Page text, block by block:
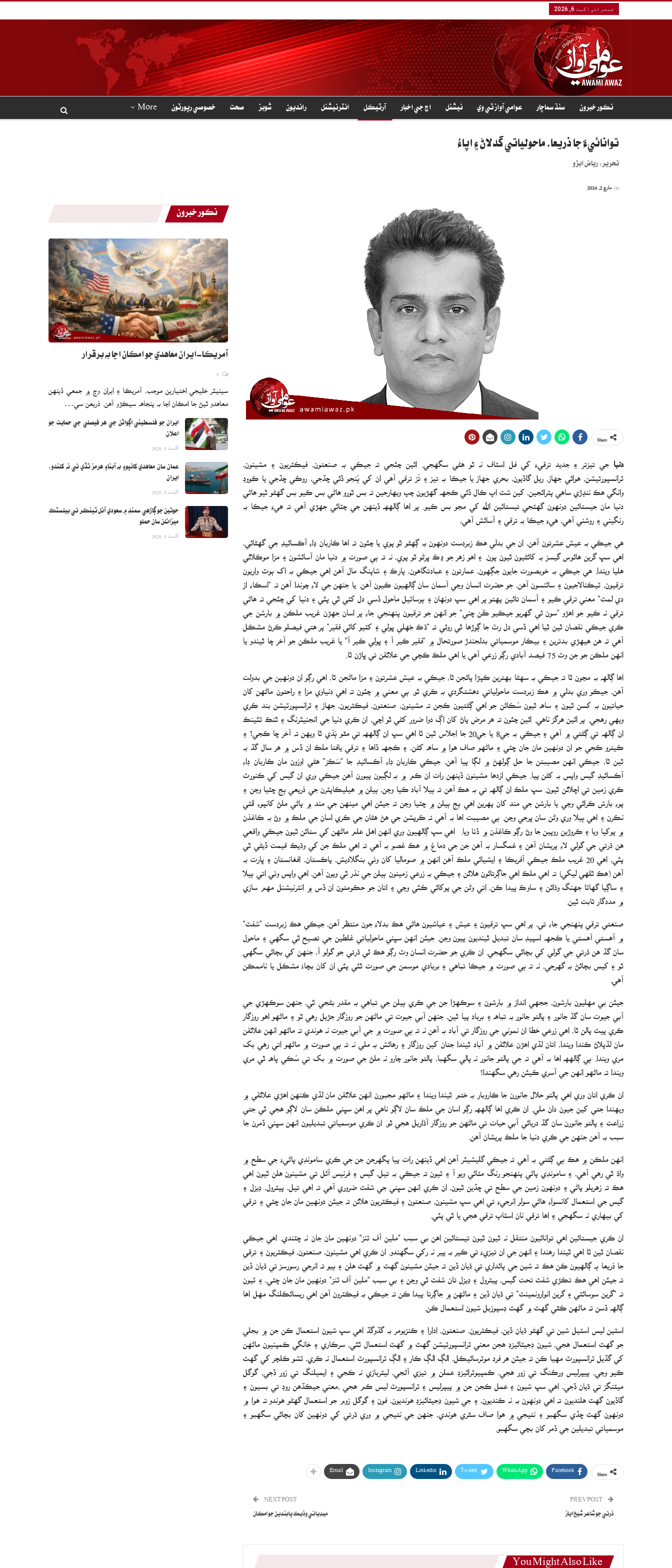
جمعرات, اگست 6, 2026
نڪور خبرون سنڌ سماچار عوامي آواز ٽي وي نيشنل اڄ جي اخبار آرٽيڪل انٽرنيشنل رانديون شوبز صحت خصوصي رپورٽون More
توانائيءَ جا ذريعا، ماحولياتي گدلاڻ ۽ اپاءُ
تحرير: رياض ابڙو
مارچ 2, 2024
دنيا جي تيزتر ۽ جديد ترقيءَ کي فل اسٽاف نه ٿو هڻي سگهجي. ائين چئجي ته جيڪي به صنعتون، فيڪٽريون ۽ مشينون،
ٽرانسپورٽيشن، هوائي جهاز، ريل گاڏيون، بحري جهاز يا جيڪا به تيز ۽ تُز ترقي آهي ان کي ٻُنجو ڏئي ڇڏجي، روڪي ڇڏجي يا ڪووڊ
وانگي هڪ ننڍڙي ساهي پٽرائجين، کين شٽ اپ ڪال ڏئي ڪجھه گهڙيون چپ ويهارجين ته بس ٿورو هاڻي بس ڪيو بس گهڻو ٿيو هاڻي
دنيا مان جيستائين دونهون گهٽجي تيستائين الله کي مڃو بس ڪيو. پر اها ڳالهھ ڏينهن جي چٽائي جهڙي آهي ته هيءَ جيڪا به
رنگيني ۽ روشني آهي، هيءَ جيڪا به ترقي ۽ آسائش آهي،
هي جيڪي به عيش عشرتون آهن، ان جي بدلي هڪ زبردست دونهون به ڳهڻو ٿو پوي يا چئون ته اها ڪاربان ڊاءِ آڪسائيڊ جي گهڻائي،
اهي سڀ گرين هائوس گيسز به کائڻيون ٿيون پون. ۽ اهو زهر جو ڍڪ ڀرڻو ٿو پوي، نه ته ٻي صورت ۾ دنيا مان آسائشون ۽ مزا موڪلائي
هليا ويندا. هي جيڪي به خوبصورت جايون جڳهون، عمارتون ۽ عبادتگاهون، پارڪ ۽ شاپنگ مال آهن اهي جيڪي به اک ٻوٽ واريون
ترقيون، ٽيڪنالاجيون ۽ سائنسون آهن، جو حضرت انسان وڃي آسمان سان ڳالهيون ڪيون آهن. يا جنهن جي لاءِ چوندا آهن ته ”اسڪاءِ از
دي لمٽ“ معني ترقي ڪيو ۽ آسمان تائين پهتو پر اهي سڀ دونهان ۽ ٻوساٽيل ماحول ڏسي دل کٽي ٿي پئي ۽ دنيا کي چئجي ته هاڻي
ترقي نه ڪيو جو اهڙو ”سون ئي گهريو جيڪيو ڪَن ڇني“ جو انهن جو ترقيون پنهنجي جاءِ پر اسان جهڙن غريب ملڪن ۾ بارشن جي
ڪري جيڪي نقصان ٿين ٿيا اهي ڏسي دل رتَ جا ڳوڙها ٿي روئي ته ”ڌڪ جَهلي ڀولي ۽ کٽيو کائي فقير“ پر هتي فيصلو ڪرڻ مشڪل
آهي ته هن هيهڙي بدترين ۽ بيڪار موسمياتي بدلجندڙ صورتحال ۾ ”فقير ڪير آ ۽ ڀولي ڪير آ“ يا غريب ملڪن جو آخر ڇا ٿيندو يا
انهن ملڪن جو جن وٽ 75 فيصد آبادي رڳو زرعي آهي يا اهي ملڪ ڪچي جي علائقن تي ڀاڙن ٿا.
اها ڳالھه به مڃون ٿا ته جيڪي به سهڻا بهترين ڪپڙا پائجن ٿا، جيڪي به عيش عشرتون ۽ مزا ماڻجن ٿا، اهي رڳو ان دونهين جي بدولت
آهن، جيڪو وري بدلي ۾ هڪ زبردست ماحولياتي دهشتگردي به ڪري ٿو. ٻي معني ۾ چئون ته اهي دنياوي مزا ۽ راحتون ماڻهن کان
حياتيون به کسن ٿيون ۽ ساھ ٿيون سُڪائن جو اهي ڳڻتيون ڪجن ته مشينون، صنعتون، فيڪٽريون، جهاز ۽ ٽرانسپورٽيشن بند ڪري
ويهي رهجي. پر ائين هرگز ناهي. ائين چئون ته هر مرض پاڻ کان اڳ دوا ضرور کڻي ٿو اچي، ان ڪري دنيا جي انجنيئرنگ ۽ ٿنڪ ٽئينڪ
ان ڳالھه تي ڳڻتي ۾ آهي ۽ جيڪي به جي8 يا جي20 جا اجلاس ٿين ٿا اهي سڀ ان ڳالهھ تي مٿو ٻَڌي ٿا ويهن ته آخر ڇا ڪجي؟ ۽
ڪيترو ڪجي جو ان دونهين مان جان ڇٽي ۽ ماڻهو صاف هوا ۾ ساھ کڻن، ۽ ڪجھه ڏاها ۽ ترقي يافتا ملڪ ان ڏس ۾ هر سال گڏ به
ٿين ٿا، جيڪي انهن مصيبتن جا حل ڳولهڻ ۾ لڳا پيا آهن، جيڪي ڪاربان ڊاءِ آڪسائيڊ جا ”سَڪرَ“ هڻي اوزون مان ڪاربان ڊاءِ
آڪسائيڊ گيس واپس به کڻن پيا. جيڪي ازدها مشينون ڏينهن رات ان ڪم ۾ به لڳيون پيورن آهن جيڪي وري ان گيس کي ڪنورٽ
ڪري زمين تي اڇلائن ٿيون. سڀ ملڪ ان ڳالھه تي به هڪ آهن ته ٻيلا آباد ڪيا وڃن، ٻيلن ۾ هيليڪاپٽرن جي ذريعي ٻج ڇٽيا وڃن ۽
پوءِ بارش ڪرائي وڃي يا بارشن جي مند کان پهرين اهي ٻج ٻيلن ۾ ڇٽيا وڃن ته جيئن اهي مينهن جي مند ۾ پاڻي ملڻ کانپوءِ ڦٽي
نڪرن ۽ اهي ٻيلا وري وڻن سان ڀرجي وڃن. ٻي مصيبت اها به آهي ته ڪرپشن جي هڻ هڻان جي ڪري اسان جي ملڪ ۾ وڻ به ڪاغذن
۾ پوکيا ويا ۽ ڪروڙين روپين جا وڻ رڳو ڪاغذن ۾ ڏٺا ويا. اهي سڀ ڳالهيون وري انهن اهل علم ماڻهن کي ستائن ٿيون جيڪي واقعي
هن ڌرتي جي گولي لاءِ پريشان آهن ۽ غمگسار به آهن جن جي دماغ ۾ هڪ غصو به آهي ته اهي ملڪ جن کي وڌيڪ قيمت ڏيڻي ٿي
پئي، اهي 20 غريب ملڪ جيڪي آفريڪا ۽ ايشيائي ملڪ آهن انهن ۾ صوماليا کان وٺي بنگلاديش، پاڪستان، افغانستان ۽ ڀارت به
آهن (هڪ ٿلهي ليکي) ته اهي ملڪ اهي جاڳرتائون هلائن ۽ جيڪي به زرعي زمينون ٻيلن جي نذر ٿي ويون آهن، اهي واپس وٺي اتي ٻيلا
۽ ساڳيا گهاٽا جهنگ وڌائن ۽ ساوڪ پيدا ڪن، اتي وڻن جي پوکائي ڪئي وڃي ۽ اتان جو حڪومتون ان ڏس ۾ انٽرنيشنل مهم سازي
۾ مددگار ثابت ٿين.
صنعتي ترقي پنهنجي جاءِ تي، پر اهي سڀ ترقيون ۽ عيش ۽ عياشيون هاڻي هڪ بدلاءَ جون منتظر آهن، جيڪي هڪ زبردست ”شفٽ“
۾ آهستي آهستي يا ڪجھه اسپيڊ سان تبديل ٿينديون پيون وڃن. جيئن انهن سڀني ماحولياتي غلطين جي تصيح ٿي سگهي ۽ ماحول
سان گڏ هن ڌرتي جي گولي کي بچائي سگهجي. ان ڪري جو حضرت انسان وٽ رڳو هڪ ئي ڌرتي جو گولو آ، جنهن کي بچائي سگهي
ٿو ۽ کيس بچائڻ به گهرجي، نه ته ٻي صورت ۾ جيڪا تباهي ۽ بربادي موسمن جي صورت ٿئي پئي ان کان بچاءُ مشڪل يا ناممڪن
آهي.
جيئن بي مهليون بارشون، ججهي انداز ۾ بارشون ۽ سوڪهڙا جن جي ڪري ٻيلن جي تباهي به مقدر بڻجي ٿي، جنهن سوڪهڙي جي
آبي جيوت سان گڏ جانور ۽ پالتو جانور به تباھ ۽ برباد پيا ٿين، جنهن آبي جيوت تي ماڻهن جو روزگار جڙيل رهي ٿو ۽ ماڻهو اهو روزگار
ڪري پيٽ پالن ٿا، اهي زرعي خطا ان نموني جي روزگار تي آباد به آهن نه ته ٻي صورت ۾ جي آبي جيوت نه هوندي ته ماڻهو انهن علائقن
مان لڏپلاڻ ڪندا ويندا، اتان لڏي اهڙن علائقن ۾ آباد ٿيندا جتان کين روزگار ۽ رهائش به ملي نه ته ٻي صورت ۾ ماڻهو اتي رهي بک
مري ويندا. ٻي ڳالهھ اها به آهي ته جي پالتو جانور نه پالي سگهبا، پالتو جانور چارو نه ملڻ جي صورت ۾ بک تي سُڪي پاھ ٿي مري
ويندا ته ماڻهو انهن جي آسري ڪيئن رهي سگهندا؟
ان ڪري اتان وري اهي پالتو حلال جانورن جا ڪاروبار به ختم ٿيندا ويندا ۽ ماڻهو مجبورن انهن علائقن مان لڏي ڪنهن اهڙي علائقي ۾
ويهندا جتي کين جيون دان ملي. ان ڪري اها ڳالهھ رڳو اسان جي ملڪ سان لاڳو ناهي پر اهن سڀني ملڪن سان لاڳو هجي ٿي جتي
زراعت ۽ پالتو جانورن سان گڏ دريائي آبي حيات تي ماڻهن جو روزگار آڌاريل هجي ٿو. ان ڪري موسمياتي تبديليون انهن سڀني ڏمرن جا
سبب به آهن جنهن جي ڪري دنيا جا ملڪ پريشان آهن.
انهن ملڪن ۾ هڪ ٻي ڳڻتي به آهي ته جيڪي گليشيئر آهن اهي ڏينهن رات پيا پگهرجن جن جي ڪري سامونڊي پاڻيءَ جي سطح ۾
واڌ ٿي رهي آهي، ۽ سامونڊي پاڻي پنهنجو رنگ مٽائي ويو آ ۽ ٽيون ته جيڪي به تيل، گيس ۽ فرنيس آئل تي مشينون هلن ٿيون اهي
هڪ ته زهريلو پاڻي ۽ دونهون زمين جي سطح تي ڇڏين ٿيون، ان ڪري انهن سڀني جي شفٽ ضروري آهي ته اهي تيل، پيٽرول، ڊيزل ۽
گيس جي استعمال کانسواءِ هاڻي سولر انرجيءَ تي اهي سڀ مشينون، صنعتون ۽ فيڪٽريون هلائن ته جيئن دونهين مان جان ڇٽي ۽ ترقي
کي بيهاري نه سگهجي ۽ اها ترقي نان اسٽاپ ترقي هجي يا ٿي پئي.
ان ڪري جيستائين اهي توانائيون منتقل نه ٿيون ٿيون تيستائين اهن بي سبب ”ملين آف ٽنز“ دونهين مان جان نه ڇٽندي. اهي جيڪي
نقصان ٿين ٿا اهي ٿيندا رهندا ۽ انهن جي ان تيزيءَ تي ڪير به پير نه رکي سگهندو. ان ڪري اهي مشينون، صنعتون، فيڪٽريون ۽ ترقي
جا ذريعا ٻه ڳالهيون ڪن هڪ ته شين جي پائداري تي ڌيان ڏين ته جيئن مشينون گهٽ ۾ گھٽ هلن ۽ ٻيو ته انرجي رسورسز تي ڌيان ڏين
ته جيئن اهي هڪ تڪڙي شفٽ تحت گيس، پيٽرول ۽ ڊيزل تان شفٽ ٿي وڃن ۽ بي سبب ”ملين آف ٽنز“ دونهين مان جان ڇٽي، ۽ ٽيون
ته “گرين سوسائٽي ۽ گرين انوارونمينٽ“ تي ڌيان ڏين ۽ ماڻهن ۾ جاڳرتا پيدا ڪن ته جيڪي به فيڪٽرون آهن اهي ريسائڪلنگ مهل اها
ڳالھه ڏسن ته ماڻهن ڪٿي گھٽ ۾ گھٽ ڊسپوزبل شيون استعمال ڪن.
اسٽين ليس اسٽيل شين تي گهڻو ڌيان ڏين، فيڪٽريون، صنعتون، ادارا ۽ ڪنزيومر به گڏوگڏ اهي سڀ شيون استعمال ڪن جن ۾ بجلي
جو گهٽ استعمال هجي، شيون ڊجيٽائيزڊ هجن معني ٽرانسپورٽيشن گھٽ ۾ گھٽ استعمال ٿئي، سرڪاري ۽ خانگي ڪمپنيون ماڻهن
کي گڏيل ٽرانسپورٽ مهيا ڪن ته جيئن هر فرد موٽرسائيڪل، الڳ الڳ ڪار ۽ الڳ ٽرانسپورٽ استعمال نه ڪري، ٽشو ڪلچر کي گھٽ
ڪيو وڃي، پيپرليس ورڪنگ تي زور هجي، ڪمپيوٽرائيزڊ عملن ۾ تيزي آڻجي، ليٽربازي نه ڪجي ۽ ايميلنگ تي زور ڏجي، گوگل
ميٽنگز تي ڌيان ڏجي، اهي سڀ شيون ۽ عمل ڪجن جن ۾ پيپرليس ۽ ٽرانسپورٽ ليس ڪم هجي ،معني جيڪڏهن روڊ تي بسيون ۽
گاڏيون گھٽ هلنديون ته اهي دونهون به نه ڪنديون، ۽ جي شيون ڊجيٽائيزڊ هونديون، فون ۽ گوگل زوم جو استعمال گھڻو هوندو ته هوا ۾
دونهون گھٽ ڇڏي سگهبو ۽ نتيجي ۾ هوا صاف سٿري هوندي، جنهن جي نتيجي ۾ وري ڌرتي کي دونهين کان بچائي سگهبو ۽
موسمياتي تبديلين جي ڏمر کان بچي سگهبو.
Facebook
WhatsApp
Twitter
Linkedin
Instagram
Email
ڌرتي جو شاعر شيخ اياز
NEXT POST
ميڊيا تي وڌيڪ پابندين جو امڪان
You Might Also Like
نڪور خبرون
آمريڪا-ايران معاهدي جو امڪان اڃا به برقرار
سينيئر خليجي اختيارين موجب، آمريڪا ۽ ايران وچ ۾ جمعي ڏينهن
معاهدو ٿيڻ جا امڪان اڃا به پنجاهه سيڪڙو آهن. ذريعن سي…
ايران جو فلسطيني اڳواڻن جي هر فيصلي جي حمايت جو
اعلان
اگست 5, 2026
عمان سان معاهدي کانپوءِ به آبناءِ هرمز ٿڏي تي نه کلندو:
ايران
اگست 5, 2026
حوثين جو ڳاڙهي سمنڊ ۾ سعودي آئل ٽينڪر تي بيلسٽڪ
ميزائلن سان حملو
اگست 5, 2026